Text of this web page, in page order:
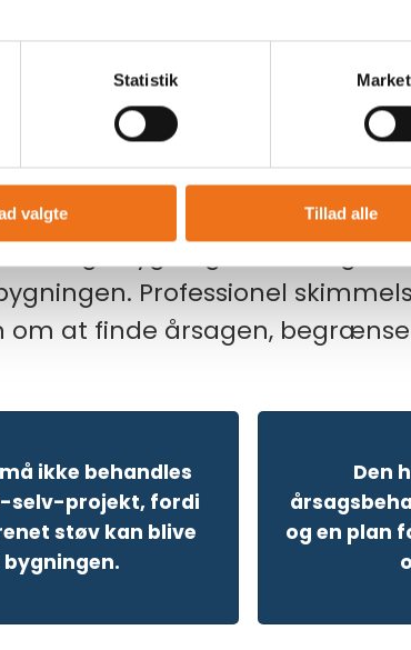
Statistik
valgte Tillad alle
Byg betragter vi skimmel
fugt, bygningsskader og
Professionel
at finde årsagen,
ikke behandles
selv-projekt, fordi
støv kan blive
Den
og en plan